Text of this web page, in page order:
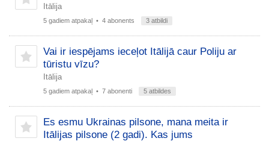
Itālija
5 gadiem atpakaļ • 4 abonents 3 atbildi
Vai ir iespējams ieceļot Itālijā caur Poliju ar
tūristu vīzu?
Itālija
5 gadiem atpakaļ • 7 abonenti 5 atbildes
Es esmu Ukrainas pilsone, mana meita ir
Itālijas pilsone (2 gadi). Kas jums